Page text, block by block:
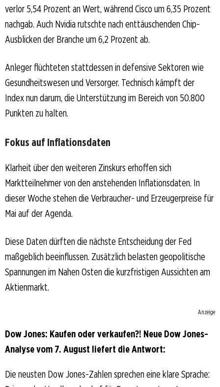
verlor 5,54 Prozent an Wert, während Cisco um 6,35 Prozent
nachgab. Auch Nvidia rutschte nach enttäuschenden Chip-
Ausblicken der Branche um 6,2 Prozent ab.
Anleger flüchteten stattdessen in defensive Sektoren wie
Gesundheitswesen und Versorger. Technisch kämpft der
Index nun darum, die Unterstützung im Bereich von 50.800
Punkten zu halten.
Fokus auf Inflationsdaten
Klarheit über den weiteren Zinskurs erhoffen sich
Marktteilnehmer von den anstehenden Inflationsdaten. In
dieser Woche stehen die Verbraucher- und Erzeugerpreise für
Mai auf der Agenda.
Diese Daten dürften die nächste Entscheidung der Fed
maßgeblich beeinflussen. Zusätzlich belasten geopolitische
Spannungen im Nahen Osten die kurzfristigen Aussichten am
Aktienmarkt.
Anzeige
Dow Jones: Kaufen oder verkaufen?! Neue Dow Jones-
Analyse vom 7. August liefert die Antwort:
Die neusten Dow Jones-Zahlen sprechen eine klare Sprache: